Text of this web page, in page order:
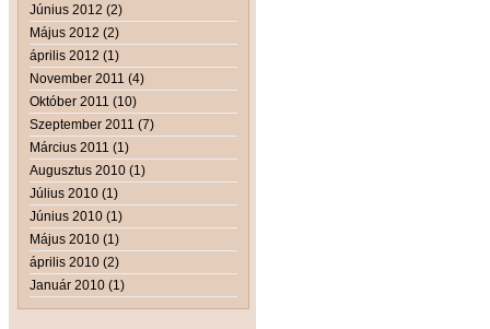
Június 2012 (2)
Május 2012 (2)
április 2012 (1)
November 2011 (4)
Október 2011 (10)
Szeptember 2011 (7)
Március 2011 (1)
Augusztus 2010 (1)
Július 2010 (1)
Június 2010 (1)
Május 2010 (1)
április 2010 (2)
Január 2010 (1)